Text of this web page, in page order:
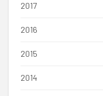
2017
2016
2015
2014